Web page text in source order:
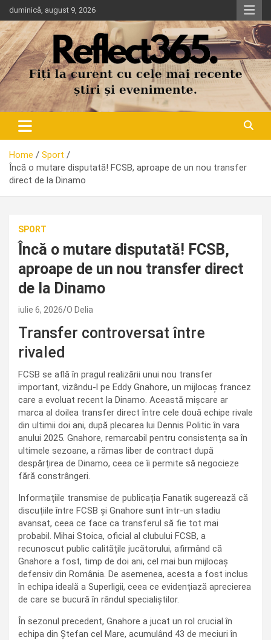
Skip
to
content
duminică, august 9, 2026
Home
Sport
Încă o mutare disputată! FCSB, aproape de un nou transfer
direct de la Dinamo
SPORT
Încă o mutare disputată! FCSB,
aproape de un nou transfer direct
de la Dinamo
iulie 6, 2026 O Delia
Transfer controversat între
rivaled
FCSB se află în pragul realizării unui nou transfer
important, vizându-l pe Eddy Gnahore, un mijlocaș francez
care a evoluat recent la Dinamo. Această mișcare ar
marca al doilea transfer direct între cele două echipe rivale
din ultimii doi ani, după plecarea lui Dennis Politic în vara
anului 2025. Gnahore, remarcabil pentru consistența sa în
ultimele sezoane, a rămas liber de contract după
despărțirea de Dinamo, ceea ce îi permite să negocieze
fără constrângeri.
Informațiile transmise de publicația Fanatik sugerează că
discuțiile între FCSB și Gnahore sunt într-un stadiu
avansat, ceea ce face ca transferul să fie tot mai
probabil. Mihai Stoica, oficial al clubului FCSB, a
recunoscut public calitățile jucătorului, afirmând că
Gnahore a fost, timp de doi ani, cel mai bun mijlocaș
defensiv din România. De asemenea, acesta a fost inclus
în echipa ideală a Superligii, ceea ce evidențiază aprecierea
de care se bucură în rândul specialiștilor.
În sezonul precedent, Gnahore a jucat un rol crucial în
echipa din Ștefan cel Mare, acumulând 43 de meciuri în